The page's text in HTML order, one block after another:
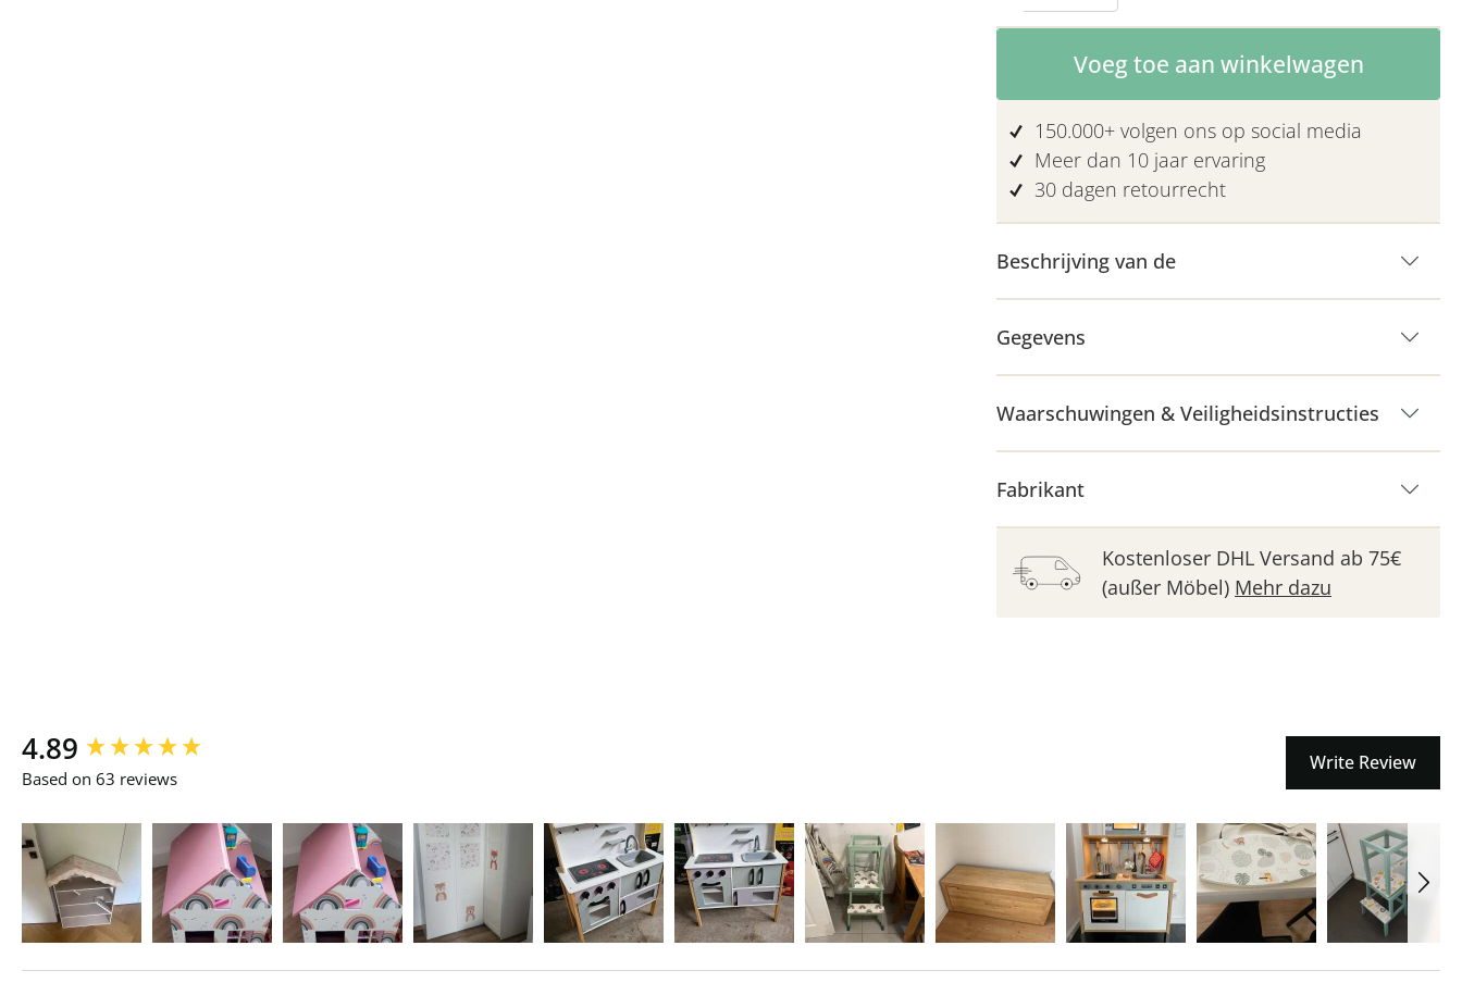
Producthoeveelheid: Voer de
Voeg toe aan winkelwagen
150.000+ volgen ons op social media
Meer dan 10 jaar ervaring
30 dagen retourrecht
Beschrijving van de
Gegevens
Waarschuwingen & Veiligheidsinstructies
Fabrikant
Kostenloser DHL Versand ab 75€
(außer Möbel) Mehr dazu
4.89
Based on 63 reviews
Write Review
New content loaded